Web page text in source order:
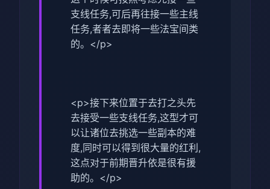
支线任务,可后再往接一些主线
任务,者者去即将一些法宝间类
的。</p>
<p>接下来位置于去打之头先
去接受一些支线任务,这型才可
以让诸位去挑选一些副本的难
度,同时可以得到很大量的红利,
这点对于前期晋升依是很有援
助的。</p>